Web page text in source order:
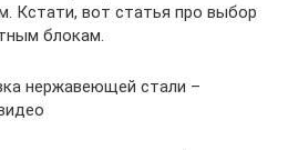
Кстати, вот статья про выбор
блокам.
нержавеющей стали –